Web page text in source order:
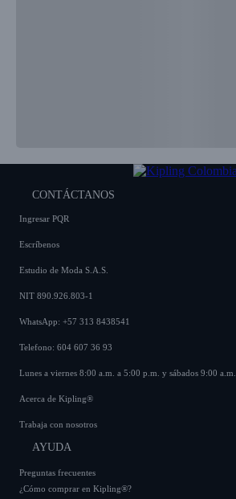
CONTÁCTANOS
Ingresar PQR
Escríbenos
Estudio de Moda S.A.S.
NIT 890.926.803-1
WhatsApp: +57 313 8438541
Telefono: 604 607 36 93
Lunes a viernes 8:00 a.m. a 5:00 p.m. y sábados 9:00
Acerca de Kipling®
Trabaja con nosotros
AYUDA
Preguntas frecuentes
¿Cómo comprar en Kipling®?